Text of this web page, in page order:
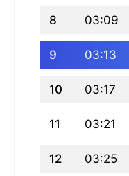
8 03:09
9 03:13
10 03:17
11 03:21
12 03:25